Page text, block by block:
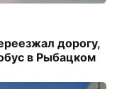
дорогу,
в Рыбацком